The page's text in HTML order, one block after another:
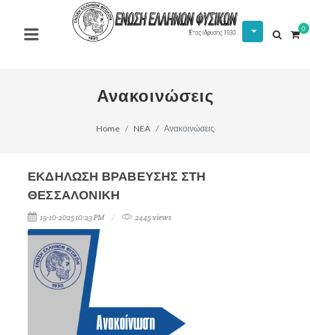
0
Ανακοινώσεις
Home NEA Ανακοινώσεις
ΕΚΔΗΛΩΣΗ ΒΡΑΒΕΥΣΗΣ ΣΤΗ
ΘΕΣΣΑΛΟΝΙΚΗ
19-10-2025 10:23 PM 2445 views